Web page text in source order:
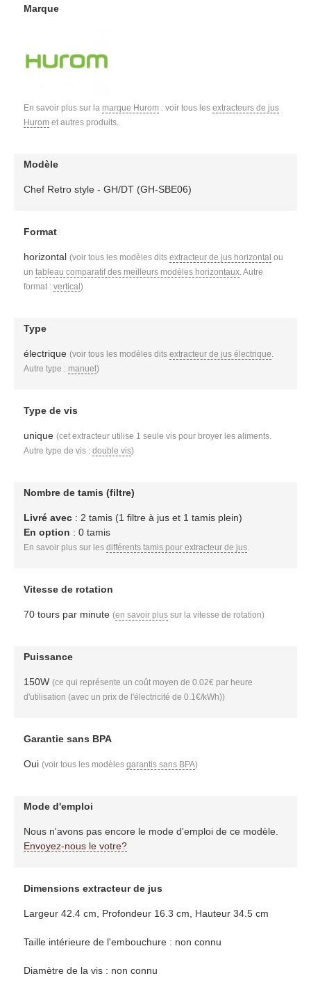
Marque
En savoir plus sur la marque Hurom: voir tous les extracteurs de jus
Huromet autres produits.
Modèle
Chef Retro style - GH/DT (GH-SBE06)
Format
horizontal (voir tous les modèles dits extracteur de jus horizontal ou
un tableau comparatif des meilleurs modèles horizontaux. Autre
format : vertical )
Type
électrique (voir tous les modèles dits extracteur de jus électrique.
Autre type : manuel )
Type de vis
unique (cet extracteur utilise 1 seule vis pour broyer les aliments.
Autre type de vis : double vis)
Nombre de tamis (filtre)
Livré avec: 2 tamis (1 filtre à jus et 1 tamis plein)
En option : 0 tamis
En savoir plus sur les différents tamis pour extracteur de jus.
Vitesse de rotation
70 tours par minute (en savoir plussur la vitesse de rotation)
Puissance
150W (ce qui représente un coût moyen de 0.02€ par heure
d'utilisation (avec un prix de l'électricité de 0.1€/kWh))
Garantie sans BPA
Oui (voir tous les modèles garantis sans BPA)
Mode d'emploi
Nous n'avons pas encore le mode d'emploi de ce modèle.
Envoyez-nous le votre?
Dimensions extracteur de jus
Largeur 42.4 cm, Profondeur 16.3 cm, Hauteur 34.5 cm
Taille intérieure de l'embouchure : non connu
Diamètre de la vis : non connu